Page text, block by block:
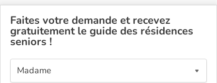
Faites votre demande et recevez
gratuitement le guide des résidences
seniors !